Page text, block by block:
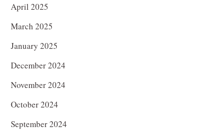
April 2025
March 2025
January 2025
December 2024
November 2024
October 2024
September 2024